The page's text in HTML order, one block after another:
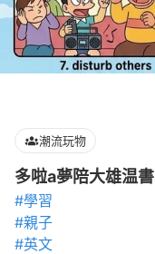
潮流玩物
多啦a夢陪大雄温書
#學習
#親子
#英文